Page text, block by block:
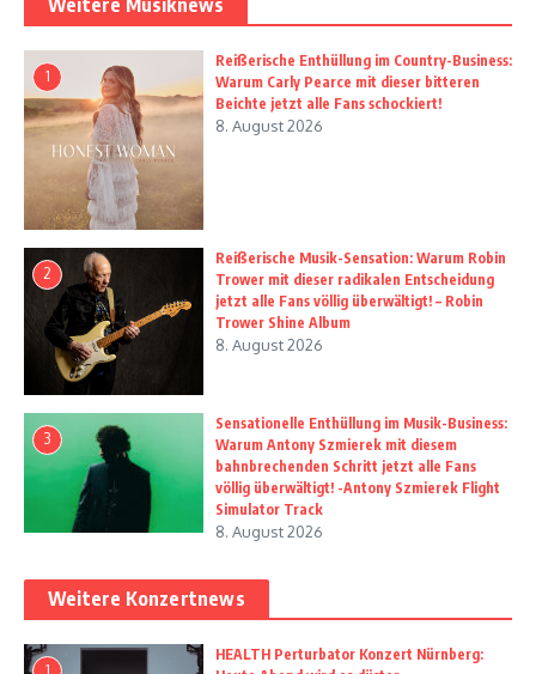
Weitere Musiknews
1
Reißerische Enthüllung im Country-Business:
Warum Carly Pearce mit dieser bitteren
Beichte jetzt alle Fans schockiert!
8. August 2026
2
Reißerische Musik-Sensation: Warum Robin
Trower mit dieser radikalen Entscheidung
jetzt alle Fans völlig überwältigt! – Robin
Trower Shine Album
8. August 2026
3
Sensationelle Enthüllung im Musik-Business:
Warum Antony Szmierek mit diesem
bahnbrechenden Schritt jetzt alle Fans
völlig überwältigt! -Antony Szmierek Flight
Simulator Track
8. August 2026
Weitere Konzertnews
1
HEALTH Perturbator Konzert Nürnberg: